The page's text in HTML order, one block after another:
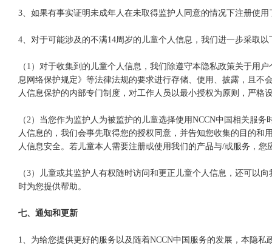
3、如果有事实证明未成年人在未取得监护人同意的情况下注册使
4、对于可能涉及的不满14周岁的儿童个人信息，我们进一步采取
（1）对于收集到的儿童个人信息，我们除遵守本隐私政策关于用
息网络保护规定》等法律法规的要求进行存储、使用、披露，且
人信息保护的内部专门制度，对工作人员以最小授权为原则，严格
（2）当您作为监护人为被监护的儿童选择使用NCCN中国相关服
人信息的，我们会事先取得您的授权同意，并告知您收集的目的
人信息安全。若儿童本人需要注册或使用我们的产品与/或服务，您
（3）儿童或其监护人有权随时访问和更正儿童个人信息，还可以
时为您提供帮助。
七、通知和更新
1、为给您提供更好的服务以及随着NCCN中国服务的发展，本隐